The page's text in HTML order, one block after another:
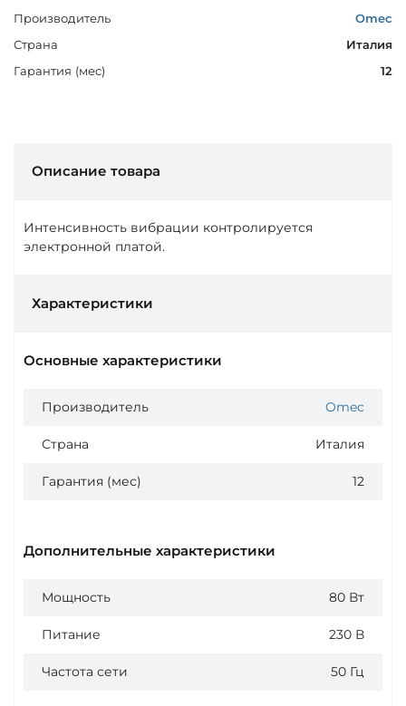
Производитель
Omec
Страна
Италия
Гарантия (мес)
12
Описание товара
Интенсивность вибрации контролируется
электронной платой.
Характеристики
Основные характеристики
Производитель Omec
Страна Италия
Гарантия (мес) 12
Дополнительные характеристики
Мощность 80 Вт
Питание 230 В
Частота сети 50 Гц